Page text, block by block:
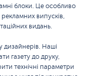
блоки. Це особливо
випусків,
видань.
дизайнерів. Наші
газету до друку,
технічні параметри